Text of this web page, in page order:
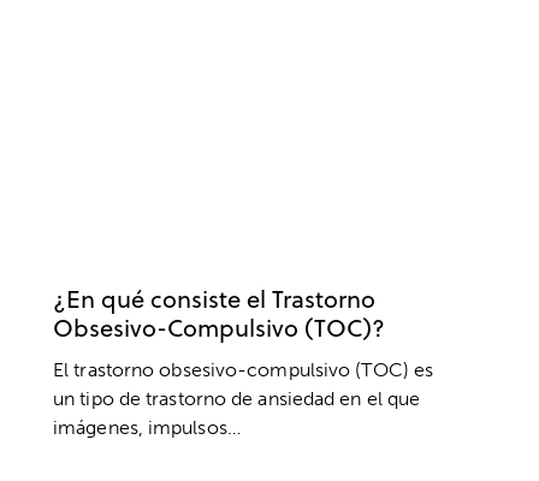
¿En qué consiste el Trastorno
Obsesivo-Compulsivo (TOC)?
El trastorno obsesivo-compulsivo (TOC) es
un tipo de trastorno de ansiedad en el que
imágenes, impulsos…